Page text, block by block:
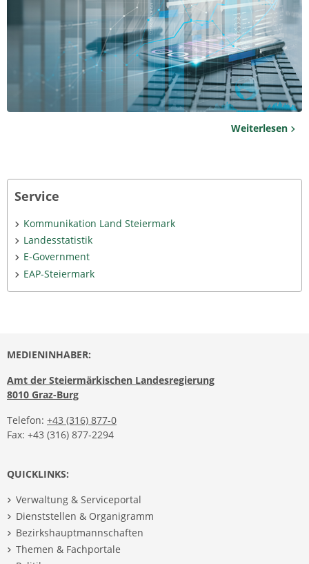
Weiterlesen
Service
Kommunikation Land Steiermark
Landesstatistik
E-Government
EAP-Steiermark
MEDIENINHABER:
Amt der Steiermärkischen Landesregierung
8010 Graz-Burg
Telefon: +43 (316) 877-0
Fax: +43 (316) 877-2294
QUICKLINKS:
Verwaltung & Serviceportal
Dienststellen & Organigramm
Bezirkshauptmannschaften
Themen & Fachportale